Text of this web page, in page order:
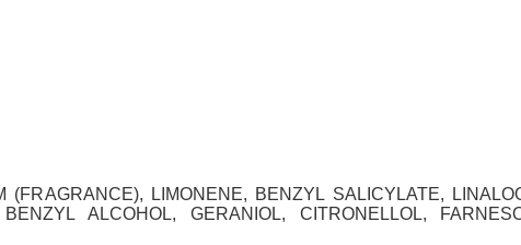
LIMONENE, BENZYL SALICYLATE,
ALCOHOL, GERANIOL, CITRONELLOL,